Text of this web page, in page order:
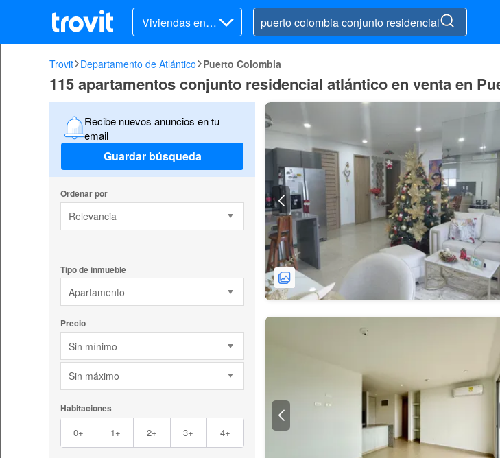
Viviendas en v
enta
Trovit Departamento de Atlántico Puerto Colombia
115 apartamentos conjunto residencial atlántico en venta en
Recibe nuevos anuncios en tu
email
Guardar búsqueda
Ordenar por
Relevancia
Tipo de inmueble
Apartamento
Precio
Sin mínimo
Sin máximo
Habitaciones
0+ 1+ 2+ 3+ 4+